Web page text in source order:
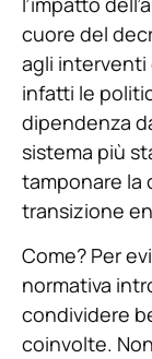
cuore del
agli interventi
infatti le
dipendenza
sistema più
tamponare la
transizione
Come? Per
normativa
condividere
coinvolte.